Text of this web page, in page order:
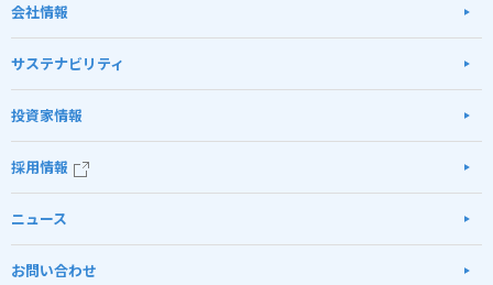
会社情報
サステナビリティ
投資家情報
採用情報
ニュース
お問い合わせ